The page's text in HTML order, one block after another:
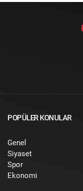
POPÜLER KONULAR
Genel
Siyaset
Spor
Ekonomi